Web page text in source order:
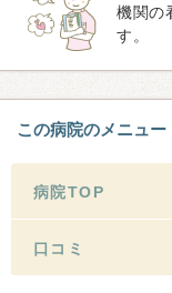
機関の
す。
この病院のメニュー
病院TOP
口コミ